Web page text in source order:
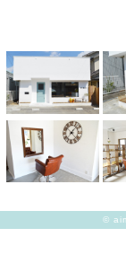
©